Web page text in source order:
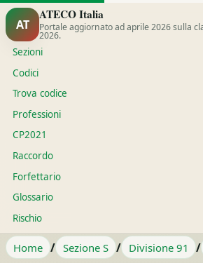
AT
ATECO Italia
Portale aggiornato ad aprile 2026 sulla
2026.
Sezioni
Codici
Trova codice
Professioni
CP2021
Raccordo
Forfettario
Glossario
Rischio
Home / Sezione S / Divisione 91 /